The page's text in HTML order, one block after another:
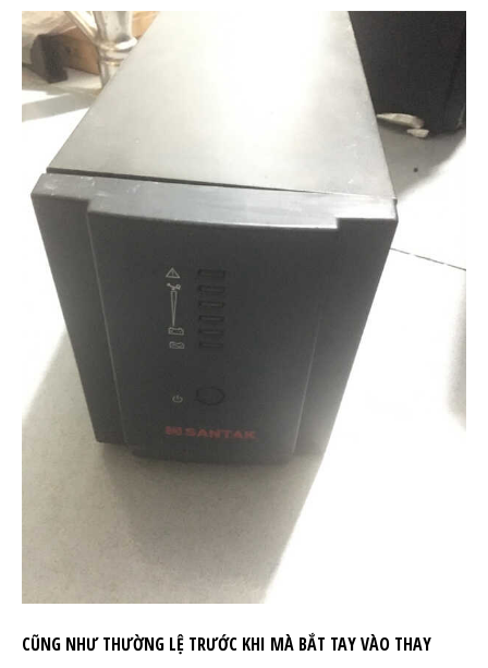
CŨNG NHƯ THƯỜNG LỆ TRƯỚC KHI MÀ BẮT TAY VÀO THAY